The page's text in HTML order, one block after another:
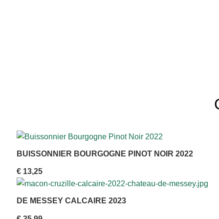
BUISSONNIER BOURGOGNE PINOT NOIR 2022
€13,25
DE MESSEY CALCAIRE 2023